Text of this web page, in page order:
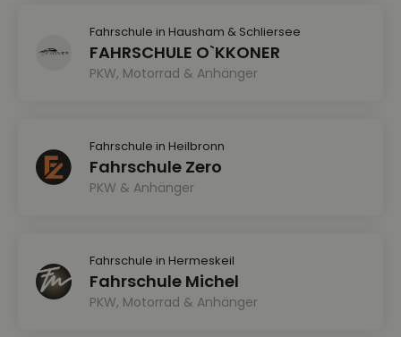
Fahrschule in Hausham & Schliersee
FAHRSCHULE O`KKONER
PKW, Motorrad & Anhänger
Fahrschule in Heilbronn
Fahrschule Zero
PKW & Anhänger
Fahrschule in Hermeskeil
Fahrschule Michel
PKW, Motorrad & Anhänger